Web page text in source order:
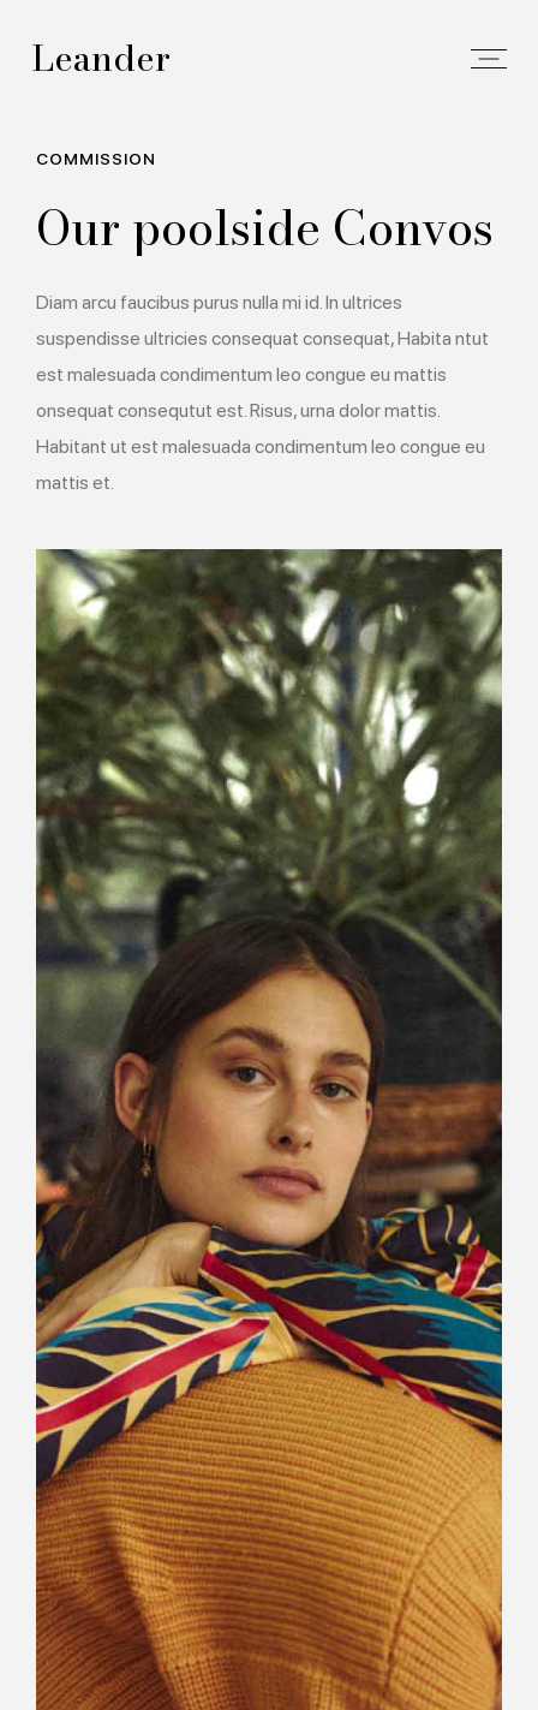
Leander
COMMISSION
Our poolside Convos
Diam arcu faucibus purus nulla mi id. In ultrices
suspendisse ultricies consequat consequat, Habita ntut
est malesuada condimentum leo congue eu mattis
onsequat consequtut est. Risus, urna dolor mattis.
Habitant ut est malesuada condimentum leo congue eu
mattis et.